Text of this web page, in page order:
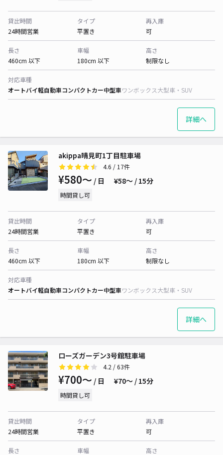
貸出時間
24時間営業
タイプ
平置き
再入庫
可
長さ
460cm 以下
車幅
180cm 以下
高さ
制限なし
対応車種
オートバイ軽自動車コンパクトカー中型車ワンボックス大型車・SUV
詳細へ
akippa晴見町1丁目駐車場
4.6 / 17件
¥580〜 / 日 ¥58〜 / 15分
時間貸し可
貸出時間
24時間営業
タイプ
平置き
再入庫
可
長さ
460cm 以下
車幅
180cm 以下
高さ
制限なし
対応車種
オートバイ軽自動車コンパクトカー中型車ワンボックス大型車・SUV
詳細へ
ローズガーデン3号館駐車場
4.2 / 63件
¥700〜 / 日 ¥70〜 / 15分
時間貸し可
貸出時間
24時間営業
タイプ
平置き
再入庫
可
長さ
車幅
高さ